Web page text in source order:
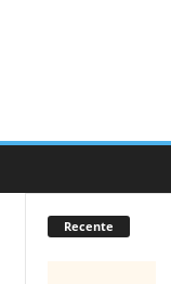
Recente